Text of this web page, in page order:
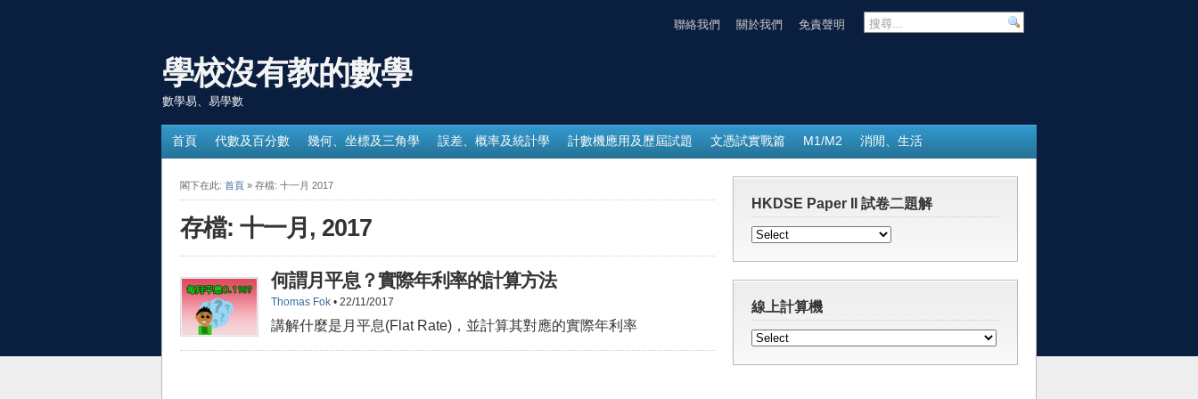
聯絡我們 關於我們 免責聲明
學校沒有教的數學
數學易、易學數
首頁 代數及百分數 幾何、坐標及三角學 誤差、概率及統計學 計數機應用及歷屆試題 文憑試實戰篇 M1/M2 消閒、生活
閣下在此: 首頁 » 存檔: 十一月 2017
存檔: 十一月, 2017
何謂月平息？實際年利率的計算方法
Thomas Fok • 22/11/2017
講解什麼是月平息(Flat Rate)，並計算其對應的實際年利率
HKDSE Paper II 試卷二題解
線上計算機